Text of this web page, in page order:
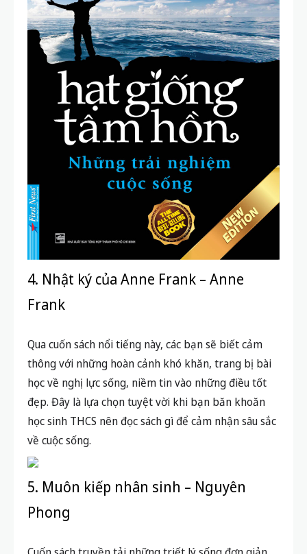
4. Nhật ký của Anne Frank – Anne
Frank
Qua cuốn sách nổi tiếng này, các bạn sẽ biết cảm
thông với những hoàn cảnh khó khăn, trang bị bài
học về nghị lực sống, niềm tin vào những điều tốt
đẹp. Đây là lựa chọn tuyệt vời khi bạn băn khoăn
học sinh THCS nên đọc sách gì để cảm nhận sâu sắc
về cuộc sống.
5. Muôn kiếp nhân sinh – Nguyên
Phong